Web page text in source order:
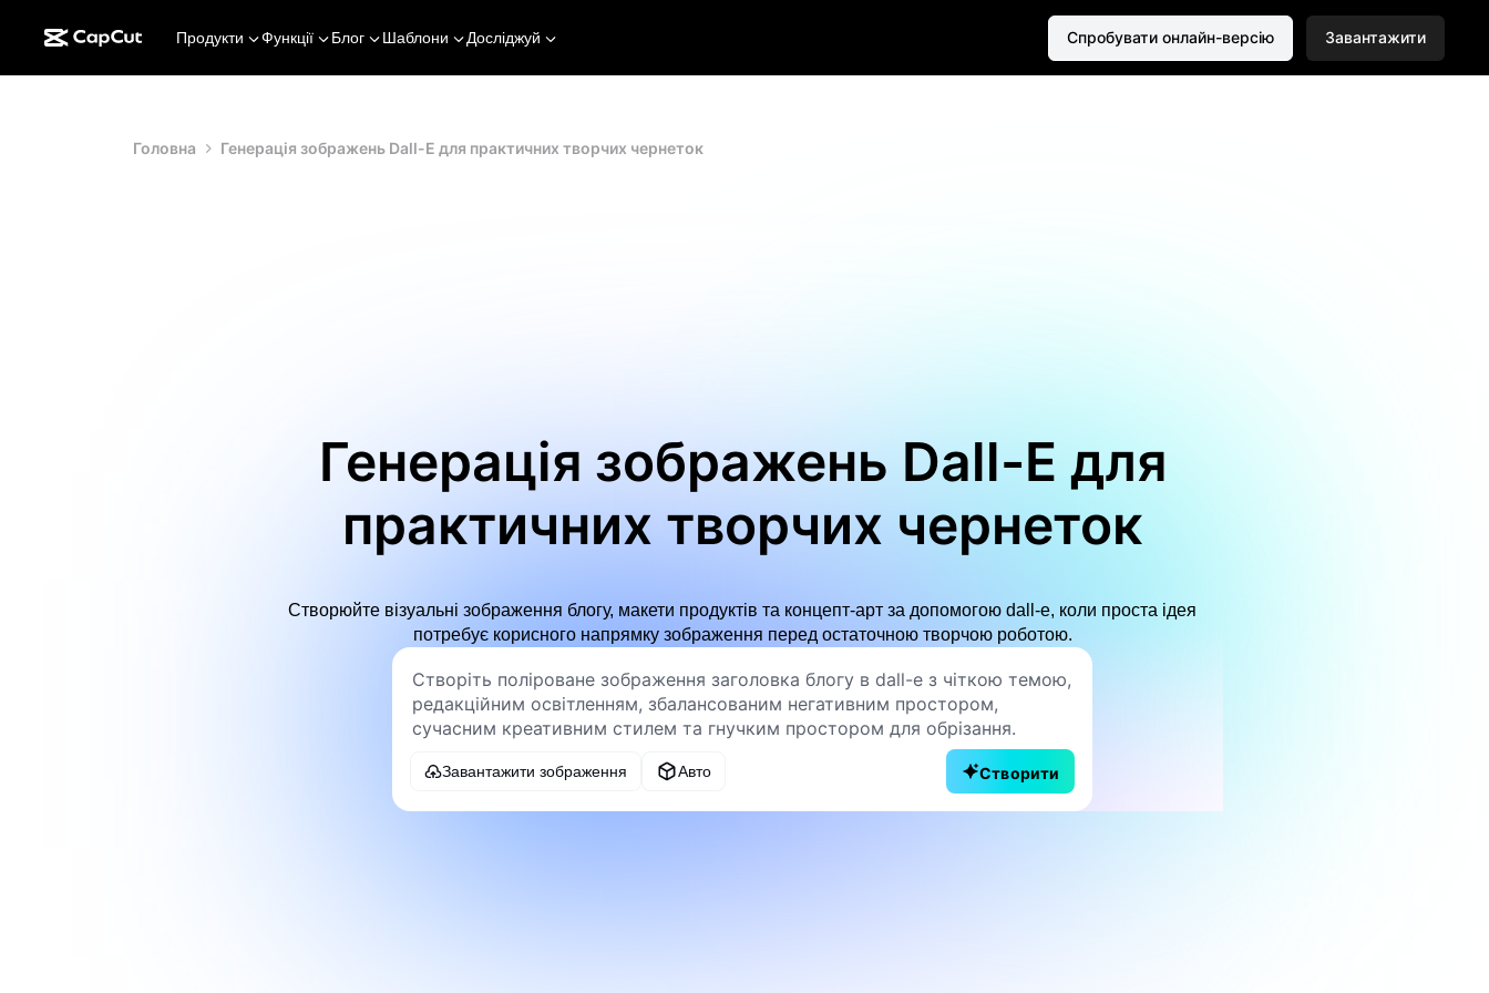
Продукти Функції Блог Шаблони Досліджуй Спробувати онлайн-версію Завантажити
Головна Генерація зображень Dall-E для практичних творчих чернеток
Генерація зображень Dall-E для
практичних творчих чернеток
Створюйте візуальні зображення блогу, макети продуктів та концепт-арт за допомогою dall-e, коли проста ідея
потребує корисного напрямку зображення перед остаточною творчою роботою.
Завантажити зображення Авто Створити